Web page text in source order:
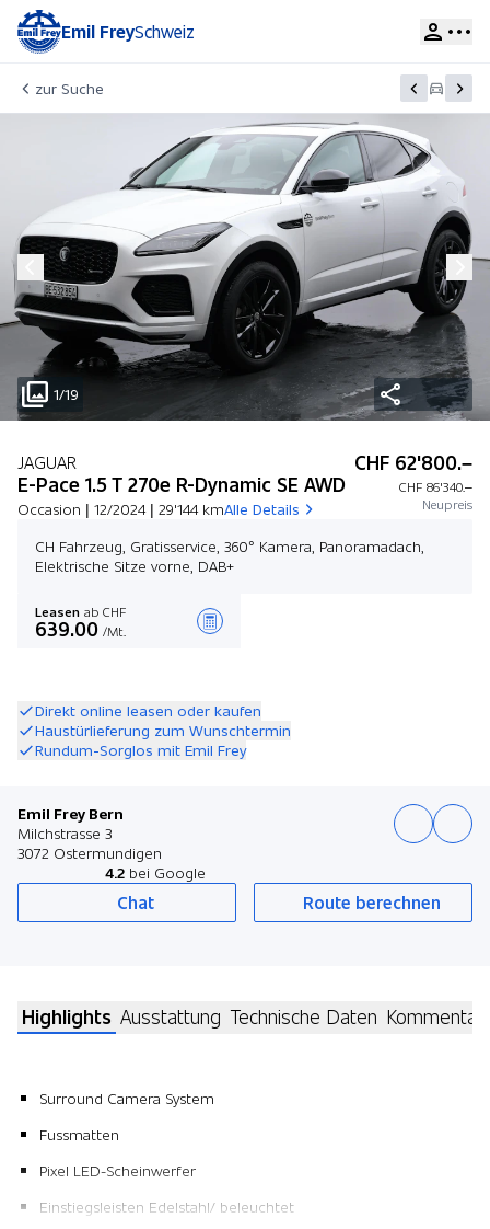
Emil FreySchweiz
zur Suche
1/19
JAGUAR
E-Pace 1.5 T 270e R-Dynamic SE AWD
Occasion | 12/2024 | 29'144 kmAlle Details
CHF 62'800.–
CHF 86'340.–
Neupreis
CH Fahrzeug, Gratisservice, 360° Kamera, Panoramadach,
Elektrische Sitze vorne, DAB+
Leasen ab CHF
639.00 /Mt.
Direkt online leasen oder kaufen
Haustürlieferung zum Wunschtermin
Rundum-Sorglos mit Emil Frey
Emil Frey Bern
Milchstrasse 3
3072 Ostermundigen
4.2 bei Google
Chat Route berechnen
Highlights Ausstattung Technische Daten Kommentar
Surround Camera System
Fussmatten
Pixel LED-Scheinwerfer
Einstiegsleisten Edelstahl/ beleuchtet